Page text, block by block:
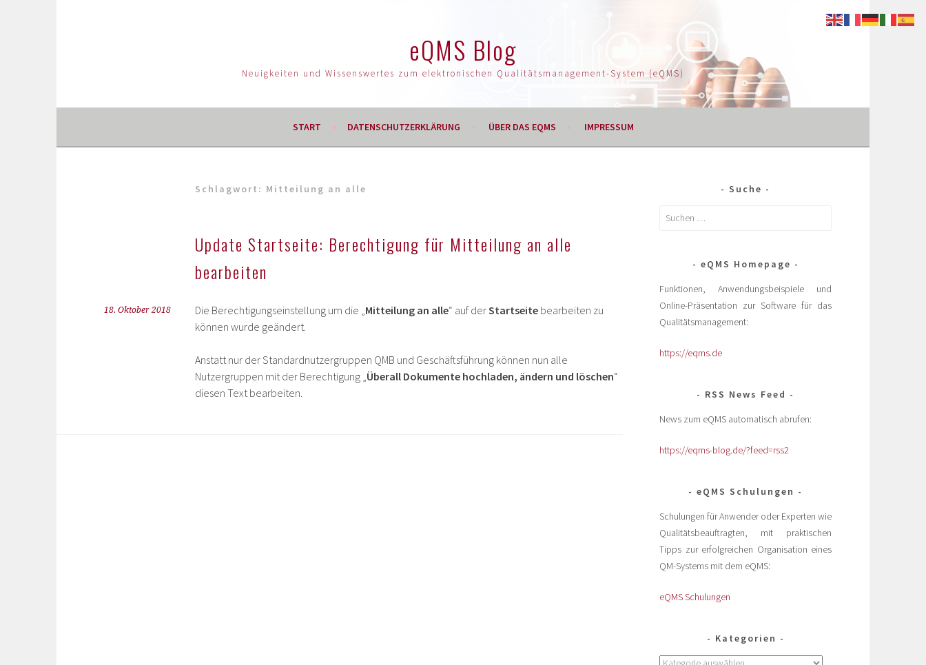
eQMS Blog
Neuigkeiten und Wissenswertes zum elektronischen Qualitätsmanagement-System (eQMS)
START DATENSCHUTZERKLÄRUNG ÜBER DAS EQMS IMPRESSUM
Schlagwort: Mitteilung an alle
Update Startseite: Berechtigung für Mitteilung an alle
bearbeiten
18. Oktober 2018 Die Berechtigungseinstellung um die „Mitteilung an alle“ auf derStartseite bearbeiten zu
können wurde geändert.
Anstatt nur der Standardnutzergruppen QMB und Geschäftsführung können nun alle
Nutzergruppen mit der Berechtigung „Überall Dokumente hochladen, ändern und löschen“
diesen Text bearbeiten.
Suche
eQMS Homepage
Funktionen, Anwendungsbeispiele und
Online-Präsentation zur Software für das
Qualitätsmanagement:
https://eqms.de
RSS News Feed
News zum eQMS automatisch abrufen:
https://eqms-blog.de/?feed=rss2
eQMS Schulungen
Schulungen für Anwender oder Experten wie
Qualitätsbeauftragten, mit praktischen
Tipps zur erfolgreichen Organisation eines
QM-Systems mit dem eQMS:
eQMS Schulungen
Kategorien